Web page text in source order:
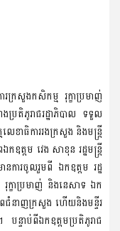
ក្រសួងកសិកម្ម រុក្ខាប្រមាញ់
ប្រតិភូរាជរដ្ឋាភិបាល ទទួល
េខាធិការរងក្រសួង និងមន្ត្រី
ឧត្តម វេង សាខុន រដ្ឋមន្ត្រី
ការចូលរួមពី ឯកឧត្តម រដ្ឋ
រុក្ខាប្រមាញ់ និងនេសាទ ឯក
ជំនាញក្រសួង ហើយនិងមន្ទីរ
បន្ទាប់ពីឯកឧត្តមប្រតិភូរាជ